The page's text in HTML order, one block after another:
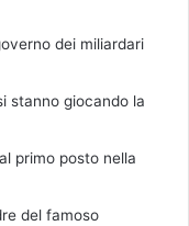
dei miliardari
stanno giocando la
primo posto nella
del famoso